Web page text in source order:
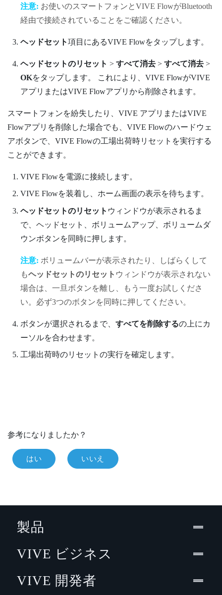
注意: お使いのスマートフォンとVIVE FlowがBluetooth
経由で接続されていることをご確認ください。
ヘッドセット項目にあるVIVE Flowをタップします。
ヘッドセットのリセット > すべて消去> すべて消去>
OKをタップします。 これにより、 VIVE FlowがVIVE
アプリ またはVIVE Flowアプリ から削除されます。
スマートフォンを紛失したり、 VIVE アプリ またはVIVE
Flowアプリ を削除した場合でも、 VIVE Flowのハードウェ
アボタンで、 VIVE Flowの工場出荷時リセットを実行する
ことができます。
VIVE Flowを電源に接続します。
VIVE Flowを装着し、ホーム画面の表示を待ちます。
ヘッドセットのリセット ウィンドウが表示されるま
で、 ヘッドセット ボリュームアップ、 ボリュームダ
ウンボタンを同時に押します。
注意: ボリュームバーが表示されたり、しばらくして
もヘッドセットのリセット ウィンドウが表示されない
場合は、一旦ボタンを離し、もう一度お試しくださ
い。必ず3つのボタンを同時に押してください。
ボタンが選択されるまで、 すべてを削除するの上にカ
ーソルを合わせます。
工場出荷時のリセットの実行を確定します。
参考になりましたか？
はい いいえ
製品
VIVE ビジネス
VIVE 開発者